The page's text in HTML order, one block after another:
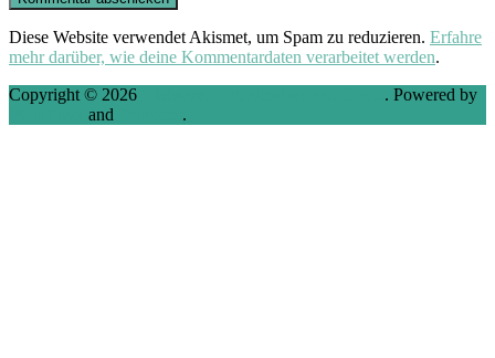
Diese Website verwendet Akismet, um Spam zu reduzieren. Erfahre
mehr darüber, wie deine Kommentardaten verarbeitet werden.
Copyright © 2026
. Powered by
and .